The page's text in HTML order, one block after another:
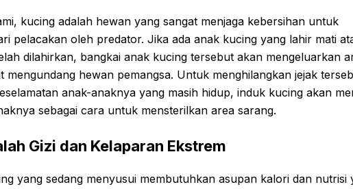
kucing adalah hewan yang sangat menjaga kebersihan untuk
pelacakan oleh predator. Jika ada anak kucing yang lahir mati
dilahirkan, bangkai anak kucing tersebut akan mengeluarkan
mengundang hewan pemangsa. Untuk menghilangkan jejak
anak-anaknya yang masih hidup, induk kucing akan
sebagai cara untuk mensterilkan area sarang.
Gizi dan Kelaparan Ekstrem
yang sedang menyusui membutuhkan asupan kalori dan nutrisi